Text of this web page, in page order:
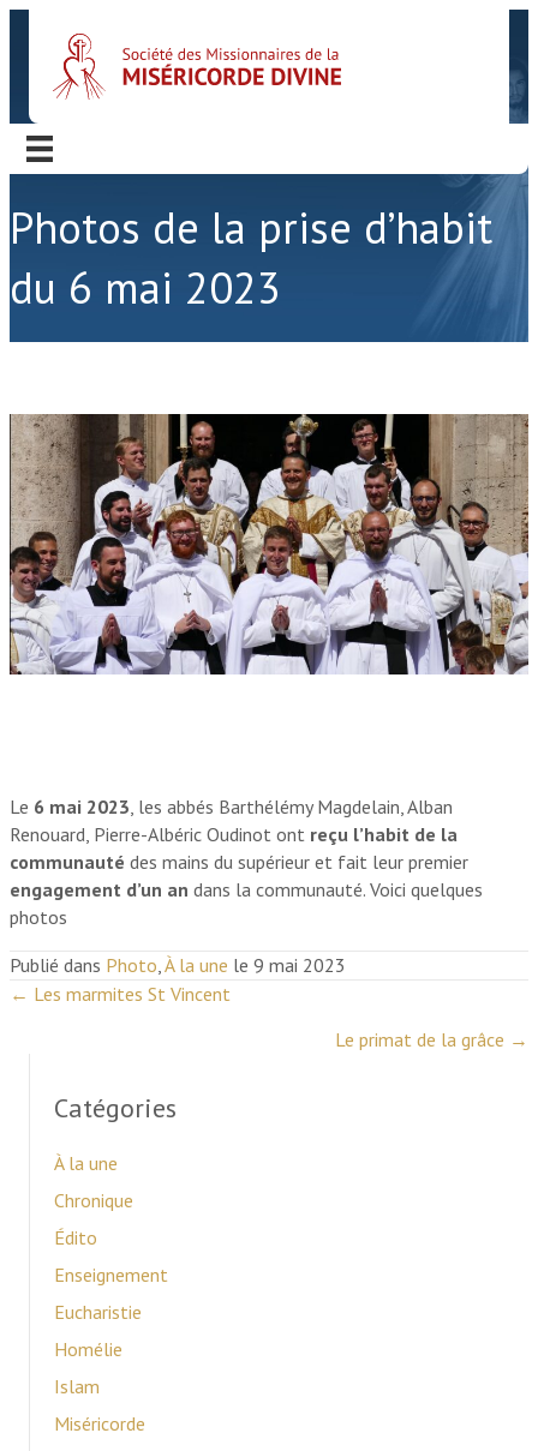
Photos de la prise d’habit
du 6 mai 2023
Le 6 mai 2023, les abbés Barthélémy Magdelain, Alban
Renouard, Pierre-Albéric Oudinot ont reçu l’habit de la
communauté des mains du supérieur et fait leur premier
engagement d’un an dans la communauté. Voici quelques
photos
Publié dans Photo,À la une le 9 mai 2023
← Les marmites St Vincent
Le primat de la grâce →
Catégories
À la une
Chronique
Édito
Enseignement
Eucharistie
Homélie
Islam
Miséricorde